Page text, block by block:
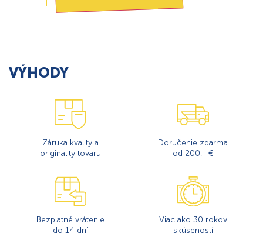
VÝHODY
Záruka kvality a
originality tovaru
Doručenie zdarma
od 200,- €
Bezplatné vrátenie
do 14 dní
Viac ako 30 rokov
skúseností